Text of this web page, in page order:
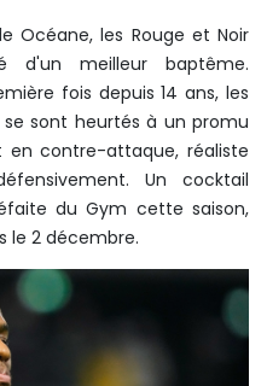
Océane, les Rouge et Noir
d'un meilleur baptême.
fois depuis 14 ans, les
sont heurtés à un promu
en contre-attaque, réaliste
Un cocktail
du Gym cette saison,
le 2 décembre.